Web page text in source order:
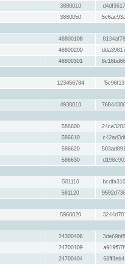
3880010
3880050
48800108
48800200
48800301
123456784
4930010
586600
586610
586620
586630
581110
581120
5960020
24300406
24700109
24700404